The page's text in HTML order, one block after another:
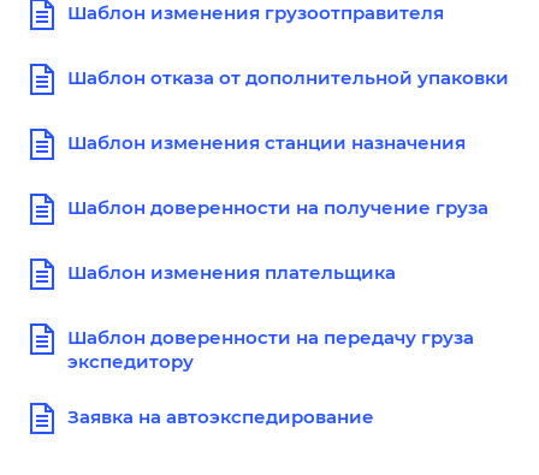
Шаблон изменения грузоотправителя
Шаблон отказа от дополнительной упаковки
Шаблон изменения станции назначения
Шаблон доверенности на получение груза
Шаблон изменения плательщика
Шаблон доверенности на передачу груза
экспедитору
Заявка на автоэкспедирование